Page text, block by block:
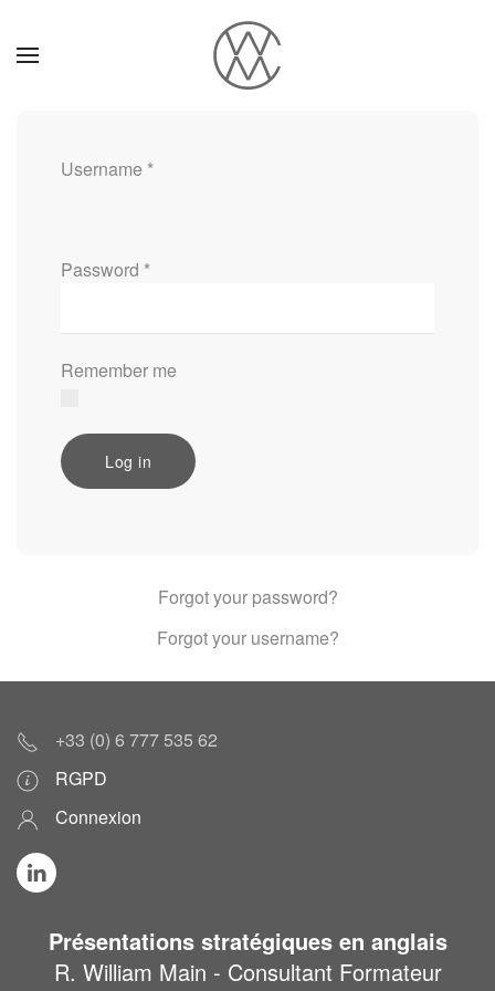
Username *
Password *
Remember me
Log in
Forgot your password?
Forgot your username?
+33 (0) 6 777 535 62
RGPD
Connexion
Présentations stratégiques en anglais
R. William Main - Consultant Formateur